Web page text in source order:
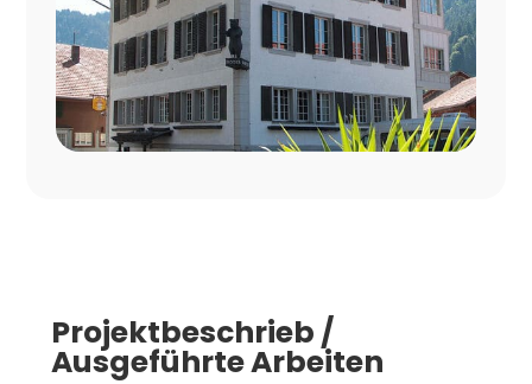
Projektbeschrieb /
Ausgeführte Arbeiten